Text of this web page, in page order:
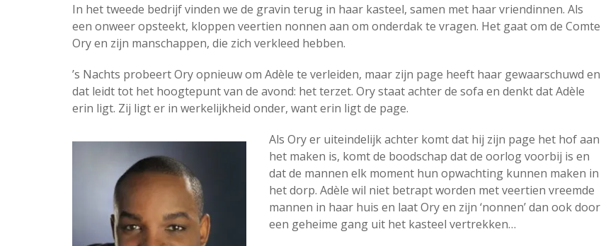
In het tweede bedrijf vinden we de gravin terug in haar kasteel, samen met haar vriendinnen. Als
een onweer opsteekt, kloppen veertien nonnen aan om onderdak te vragen. Het gaat om de Comte
Ory en zijn manschappen, die zich verkleed hebben.
’s Nachts probeert Ory opnieuw om Adèle te verleiden, maar zijn page heeft haar gewaarschuwd en
dat leidt tot het hoogtepunt van de avond: het terzet. Ory staat achter de sofa en denkt dat Adèle
erin ligt. Zij ligt er in werkelijkheid onder, want erin ligt de page.
Als Ory er uiteindelijk achter komt dat hij zijn page het hof aan
het maken is, komt de boodschap dat de oorlog voorbij is en
dat de mannen elk moment hun opwachting kunnen maken in
het dorp. Adèle wil niet betrapt worden met veertien vreemde
mannen in haar huis en laat Ory en zijn ‘nonnen’ dan ook door
een geheime gang uit het kasteel vertrekken…